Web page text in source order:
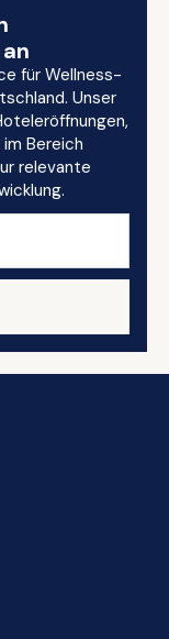
für Wellness-
Unser
Bereich
relevante